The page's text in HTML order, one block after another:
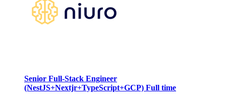
Senior Full-Stack Engineer
(NestJS+Nextjr+TypeScript+GCP) Full time